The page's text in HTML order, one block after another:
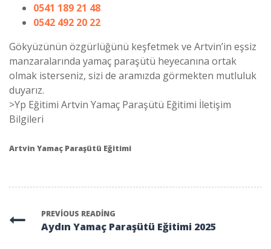
0541 189 21 48
0542 492 20 22
Gökyüzünün özgürlüğünü keşfetmek ve Artvin’in eşsiz
manzaralarında yamaç paraşütü heyecanına ortak
olmak isterseniz, sizi de aramızda görmekten mutluluk
duyarız.
>Yp Eğitimi Artvin Yamaç Paraşütü Eğitimi İletişim
Bilgileri
Artvin Yamaç Paraşütü Eğitimi
PREVIOUS READING
Aydın Yamaç Paraşütü Eğitimi 2025